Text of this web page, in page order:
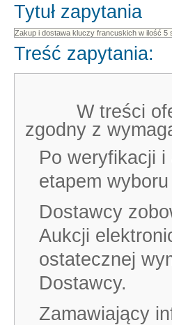
Tytuł zapytania
Treść zapytania:
W treści
zgodny z
Po weryfikacji
etapem
Dostawcy
Aukcji
ostatecznej
Dostawcy.
Zamawiający